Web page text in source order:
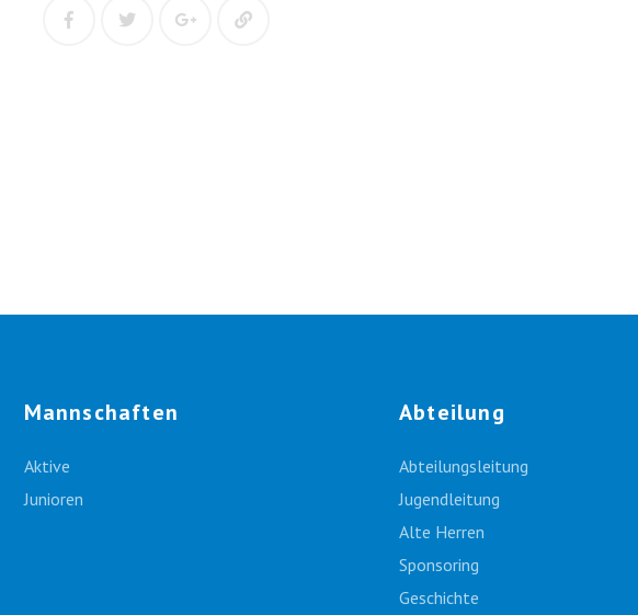
Mannschaften
Aktive
Junioren
Abteilung
Abteilungsleitung
Jugendleitung
Alte Herren
Sponsoring
Geschichte